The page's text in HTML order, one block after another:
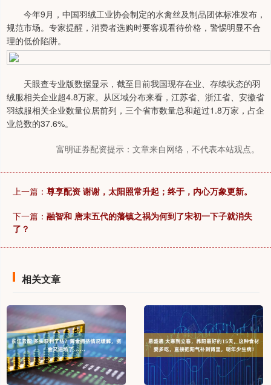
今年9月，中国羽绒工业协会制定的水禽丝及制品团体标准发布，
规范市场。专家提醒，消费者选购时要客观看待价格，警惕明显不合
理的低价陷阱。
天眼查专业版数据显示，截至目前我国现存在业、存续状态的羽
绒服相关企业超4.8万家。从区域分布来看，江苏省、浙江省、安徽省
羽绒服相关企业数量位居前列，三个省市数量总和超过1.8万家，占企
业总数的37.6%。
富明证券配资提示：文章来自网络，不代表本站观点。
上一篇： 尊享配资 谢谢，太阳照常升起；终于，内心万象更新。
下一篇： 融智和 唐末五代的藩镇之祸为何到了宋初一下子就消失
了？
相关文章